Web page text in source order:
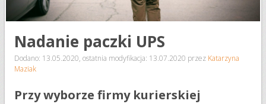
Nadanie paczki UPS
Dodano: 13.05.2020, ostatnia modyfikacja: 13.07.2020 przez Katarzyna
Maziak
Przy wyborze firmy kurierskiej